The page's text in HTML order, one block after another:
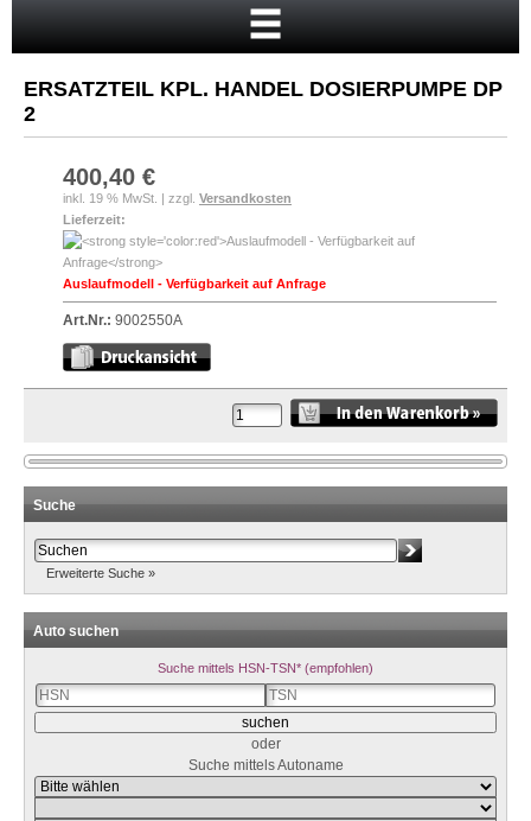
Mein Konto
Kasse
Anmelden
ERSATZTEIL KPL. HANDEL DOSIERPUMPE DP
2
400,40 €
inkl. 19 % MwSt. | zzgl. Versandkosten
Lieferzeit:
Auslaufmodell - Verfügbarkeit auf Anfrage
Art.Nr.: 9002550A
Suche
Erweiterte Suche »
Auto suchen
Suche mittels HSN-TSN* (empfohlen)
oder
Suche mittels Autoname